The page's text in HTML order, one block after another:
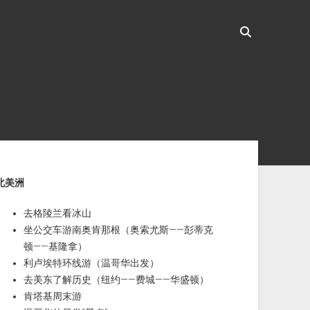
美洲
去格陵兰看冰山
坐公交车游南奥肯那根（奥索尤斯——彭蒂克
顿——基隆拿）
利卢埃特环线游（温哥华出发）
去美东了解历史（纽约——费城——华盛顿）
肯塔基周末游